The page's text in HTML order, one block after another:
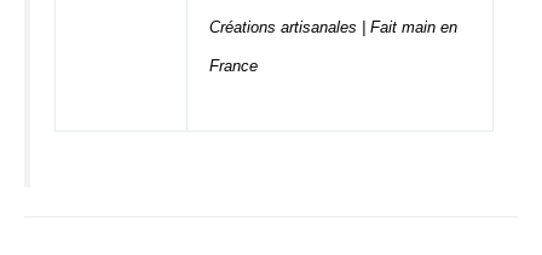
Créations artisanales | Fait main en
France